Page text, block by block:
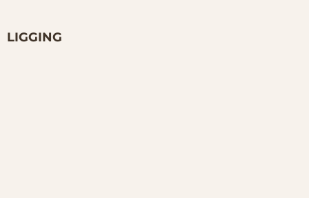
LIGGING